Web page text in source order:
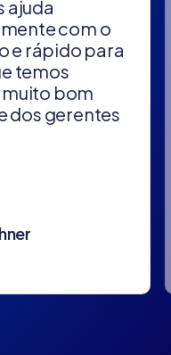
ajuda
com o
e rápido para
temos
muito bom
dos gerentes